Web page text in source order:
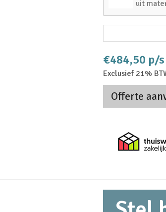
uit
€484,50 p/s
Exclusief 21%
Offerte